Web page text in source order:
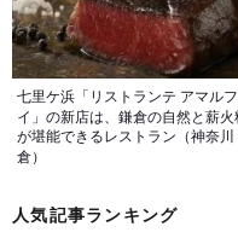
七里ケ浜「リストランテ アマル
イ」の新店は、鎌倉の自然と薪火
が堪能できるレストラン（神奈川
倉）
人気記事ランキング